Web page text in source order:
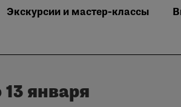
Экскурсии и мастер-классы
января